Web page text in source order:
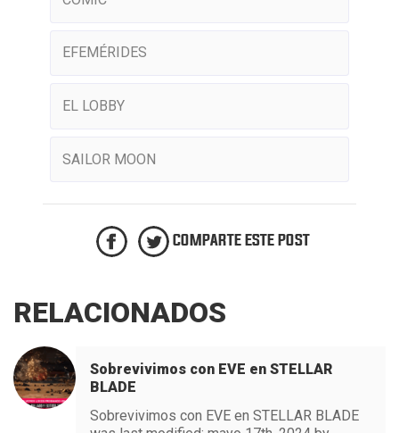
EFEMÉRIDES
EL LOBBY
SAILOR MOON
COMPARTE ESTE POST
RELACIONADOS
Sobrevivimos con EVE en STELLAR
BLADE
Sobrevivimos con EVE en STELLAR BLADE